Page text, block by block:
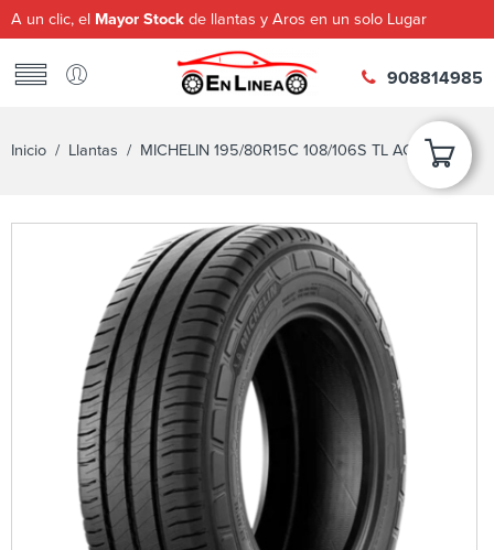
A un clic, el Mayor Stock de llantas y Aros en un solo Lugar
908814985
Inicio / Llantas / MICHELIN 195/80R15C 108/106S TL AGILIS 3